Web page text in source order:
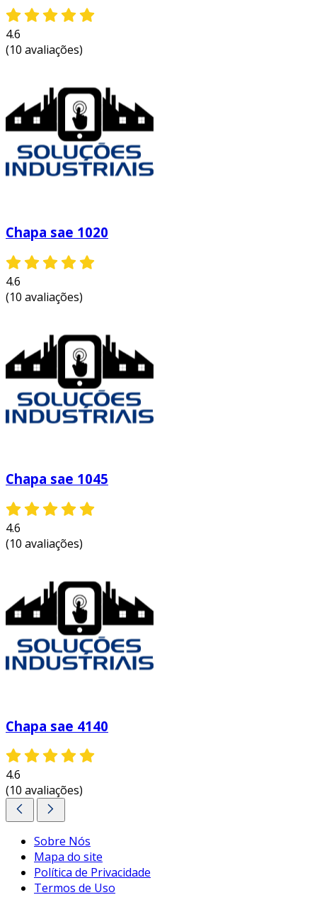
combinadas com a possibilidade de
tratamentos térmicos, oferecem uma solução
eficaz para atender às exigências do mercado.
ao optar por esse material, as indústrias
processos produtivos.
portanto, a compreensão das propriedades,
aplicações e vantagens do aço sae 4140 é
fundamental para a tomada de decisões na
escolha de materiais. se você está considerando
especificações técnicas necessárias.
4.6
(10 avaliações)
Chapa sae 1020
4.6
(10 avaliações)
Chapa sae 1045
4.6
(10 avaliações)
Chapa sae 4140
4.6
(10 avaliações)
Sobre Nós
Mapa do site
Política de Privacidade
Termos de Uso